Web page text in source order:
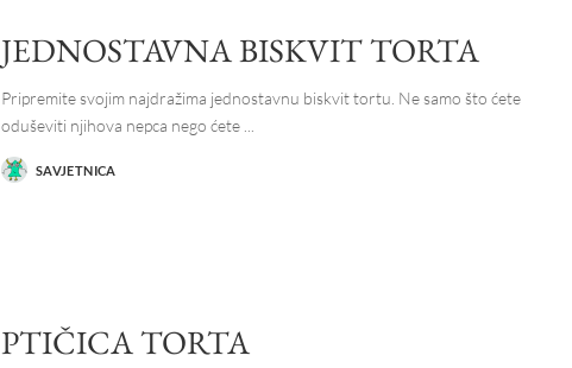
JEDNOSTAVNA BISKVIT TORTA
Pripremite svojim najdražima jednostavnu biskvit tortu. Ne samo što ćete
oduševiti njihova nepca nego ćete
POSTED
BY
SAVJETNICA
PTIČICA TORTA